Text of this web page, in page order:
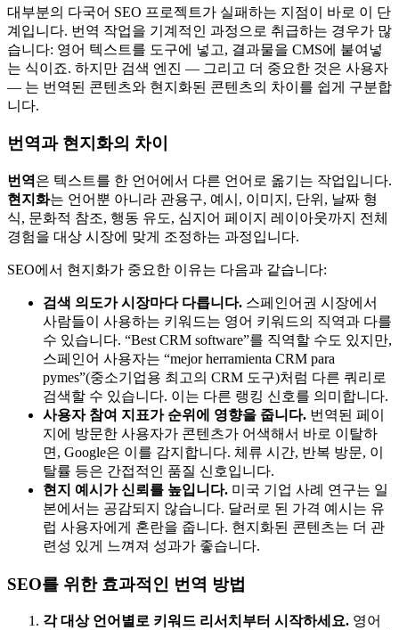
대부분의 다국어 SEO 프로젝트가 실패하는 지점이 바로 이 단
계입니다. 번역 작업을 기계적인 과정으로 취급하는 경우가 많
습니다: 영어 텍스트를 도구에 넣고, 결과물을 CMS에 붙여넣
는 식이죠. 하지만 검색 엔진 — 그리고 더 중요한 것은 사용자
— 는 번역된 콘텐츠와 현지화된 콘텐츠의 차이를 쉽게 구분합
니다.
번역과 현지화의 차이
번역은 텍스트를 한 언어에서 다른 언어로 옮기는 작업입니다.
현지화는 언어뿐 아니라 관용구, 예시, 이미지, 단위, 날짜 형
식, 문화적 참조, 행동 유도, 심지어 페이지 레이아웃까지 전체
경험을 대상 시장에 맞게 조정하는 과정입니다.
SEO에서 현지화가 중요한 이유는 다음과 같습니다:
검색 의도가 시장마다 다릅니다. 스페인어권 시장에서
사람들이 사용하는 키워드는 영어 키워드의 직역과 다를
수 있습니다. “Best CRM software”를 직역할 수도 있지만,
스페인어 사용자는 “mejor herramienta CRM para
pymes”(중소기업용 최고의 CRM 도구)처럼 다른 쿼리로
검색할 수 있습니다. 이는 다른 랭킹 신호를 의미합니다.
사용자 참여 지표가 순위에 영향을 줍니다. 번역된 페이
지에 방문한 사용자가 콘텐츠가 어색해서 바로 이탈하
면, Google은 이를 감지합니다. 체류 시간, 반복 방문, 이
탈률 등은 간접적인 품질 신호입니다.
현지 예시가 신뢰를 높입니다. 미국 기업 사례 연구는 일
본에서는 공감되지 않습니다. 달러로 된 가격 예시는 유
럽 사용자에게 혼란을 줍니다. 현지화된 콘텐츠는 더 관
련성 있게 느껴져 성과가 좋습니다.
SEO를 위한 효과적인 번역 방법
각 대상 언어별로 키워드 리서치부터 시작하세요. 영어